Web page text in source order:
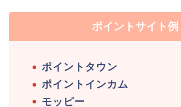
ポイントサイト例
ポイントタウン
ポイントインカム
モッピー